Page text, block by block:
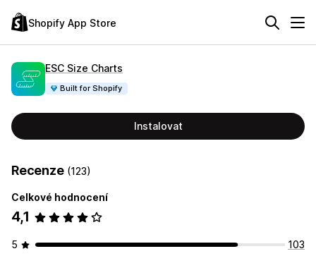
Shopify App Store
ESC Size Charts
Built for Shopify
Instalovat
Recenze (123)
Celkové hodnocení
4,1
5
103